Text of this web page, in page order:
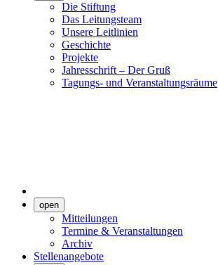
Die Stiftung
Das Leitungsteam
Unsere Leitlinien
Geschichte
Projekte
Jahresschrift – Der Gruß
Tagungs- und Veranstaltungsräume
open
Mitteilungen
Termine & Veranstaltungen
Archiv
Stellenangebote